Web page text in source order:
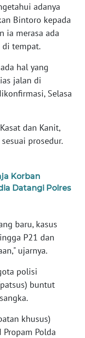
adanya
Bintoro kepada
ia merasa ada
di tempat.
hal yang
jalan di
Selasa
dan Kanit,
prosedur.
Korban
Datangi Polres
baru, kasus
P21 dan
ujarnya.
polisi
buntut
khusus)
Polda